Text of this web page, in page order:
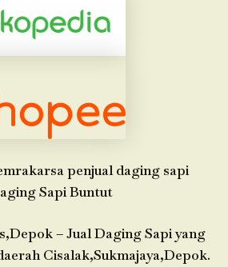
penjual daging sapi
Sapi Buntut
– Jual Daging Sapi yang
Cisalak,Sukmajaya,Depok.